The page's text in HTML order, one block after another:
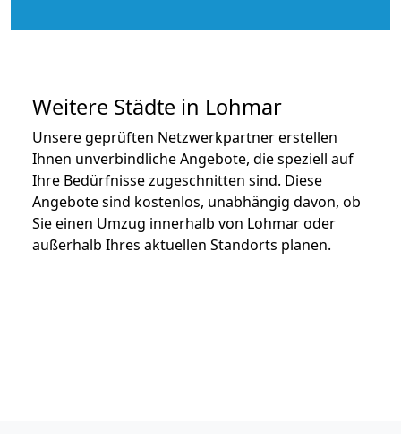
Weitere Städte in Lohmar
Unsere geprüften Netzwerkpartner erstellen
Ihnen unverbindliche Angebote, die speziell auf
Ihre Bedürfnisse zugeschnitten sind. Diese
Angebote sind kostenlos, unabhängig davon, ob
Sie einen Umzug innerhalb von Lohmar oder
außerhalb Ihres aktuellen Standorts planen.